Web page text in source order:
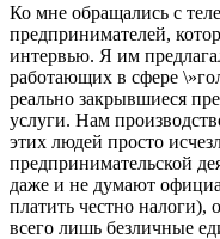
Ко мне обращались с
предпринимателей,
интервью. Я им
работающих в сфере
реально закрывшиеся
услуги. Нам
этих людей просто
предпринимательской
даже и не думают
платить честно
всего лишь безличные